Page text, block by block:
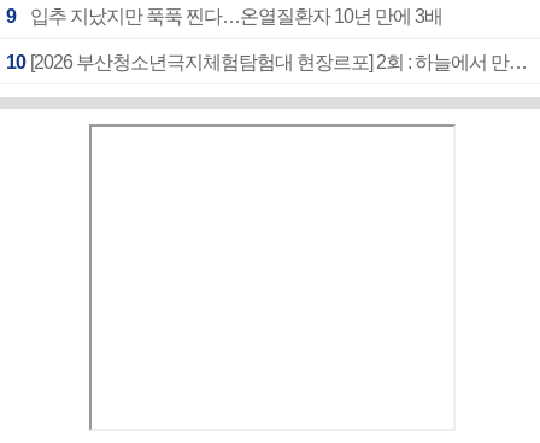
9 입추 지났지만 푹푹 찐다…온열질환자 10년 만에 3배
10 [2026 부산청소년극지체험탐험대 현장르포] 2회 : 하늘에서 만난 얼음의 나라